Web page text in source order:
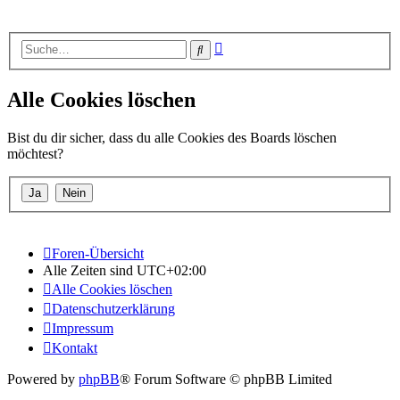
Suche
Alle Cookies löschen
Bist du dir sicher, dass du alle Cookies des Boards löschen
möchtest?
Foren-Übersicht
Alle Zeiten sind UTC+02:00
Alle Cookies löschen
Datenschutzerklärung
Impressum
Kontakt
Powered by phpBB® Forum Software © phpBB Limited